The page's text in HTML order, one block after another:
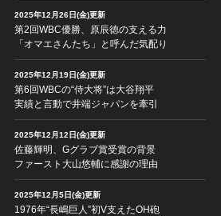
2025年12月26日(金)更新
第2回WBC優勝、原辰徳の支える力
「オマエさんたち」と呼んだ気配り
2025年12月19日(金)更新
第6回WBCの“侍大将”は大谷翔平
実績と言動で井端ジャパンを牽引
2025年12月12日(金)更新
佐藤輝明、Gグラブ賞受賞の背景
ファースト大山悠輔に感謝の理由
2025年12月5日(金)更新
1976年“長嶋巨人”初V支えたOH砲